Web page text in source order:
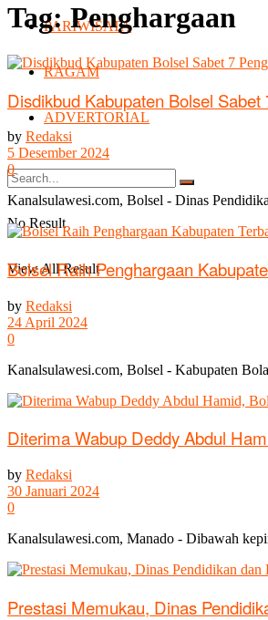
PARIWISATA
RAGAM
ADVERTORIAL
No Result
View All Result
Tag:Penghargaan
Disdikbud Kabupaten Bolsel
by Redaksi
5 Desember 2024
0
Kanalsulawesi.com, Bolsel - Dinas
Bolsel Raih Penghargaan
by Redaksi
24 April 2024
0
Kanalsulawesi.com, Bolsel - Kabupaten
Diterima Wabup Deddy Abdul
by Redaksi
30 Januari 2024
0
Kanalsulawesi.com, Manado - Dibawah
Prestasi Memukau, Dinas